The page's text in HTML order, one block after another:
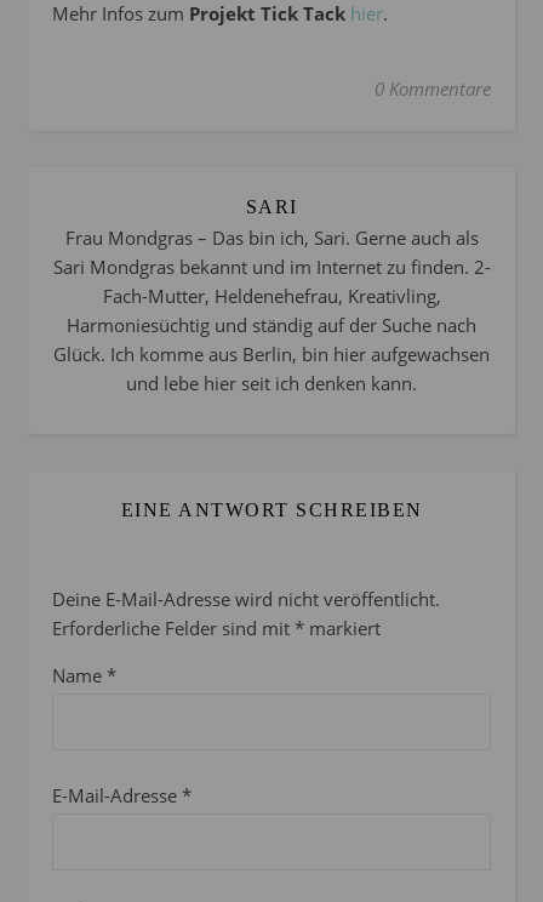
Mehr Infos zum Projekt Tick Tack hier.
0 Kommentare
SARI
Frau Mondgras – Das bin ich, Sari. Gerne auch als
Sari Mondgras bekannt und im Internet zu finden. 2-
Fach-Mutter, Heldenehefrau, Kreativling,
Harmoniesüchtig und ständig auf der Suche nach
Glück. Ich komme aus Berlin, bin hier aufgewachsen
und lebe hier seit ich denken kann.
EINE ANTWORT SCHREIBEN
Deine E-Mail-Adresse wird nicht veröffentlicht.
Erforderliche Felder sind mit * markiert
Name *
E-Mail-Adresse *